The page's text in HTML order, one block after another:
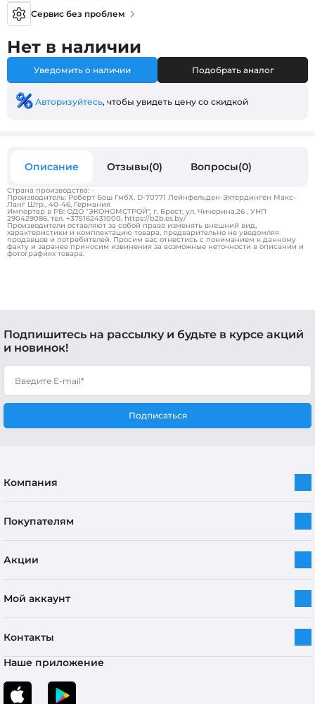
Сервис без проблем
Нет в наличии
Уведомить о наличии Подобрать аналог
Авторизуйтесь, чтобы увидеть цену со скидкой
Описание Отзывы(0) Вопросы(0)
Страна производства: -
Производитель: Роберт Бош ГмбХ, D-70771 Лейнфельден-Эхтердинген Макс-
Ланг Штр., 40-46, Германия
Импортер в РБ: ОДО "ЭКОНОМСТРОЙ", г. Брест, ул. Чичерина,26 , УНП
290429086, тел. +375162431000, https://b2b.es.by/
Производители оставляют за собой право изменять внешний вид,
характеристики и комплектацию товара, предварительно не уведомляя
продавцов и потребителей. Просим вас отнестись с пониманием к данному
факту и заранее приносим извинения за возможные неточности в описании и
фотографиях товара.
Подпишитесь на рассылку и будьте в курсе акций
и новинок!
Подписаться
Компания
Покупателям
Акции
Мой аккаунт
Контакты
Наше приложение